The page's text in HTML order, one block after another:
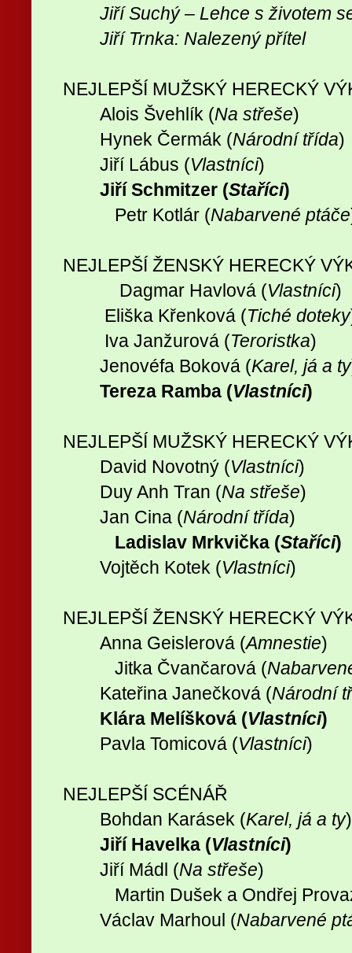
Jiří Suchý – Lehce s životem
Jiří Trnka: Nalezený přítel
NEJLEPŠÍ MUŽSKÝ HERECKÝ
Alois Švehlík (Na střeše)
Hynek Čermák (Národní třída)
Jiří Lábus (Vlastníci)
Jiří Schmitzer (Staříci)
Petr Kotlár (Nabarvené ptáče
NEJLEPŠÍ ŽENSKÝ HERECKÝ
Dagmar Havlová (Vlastníci)
Eliška Křenková (Tiché doteky
Iva Janžurová (Teroristka)
Jenovéfa Boková (Karel, já a ty
Tereza Ramba (Vlastníci)
NEJLEPŠÍ MUŽSKÝ HERECKÝ
David Novotný (Vlastníci)
Duy Anh Tran (Na střeše)
Jan Cina (Národní třída)
Ladislav Mrkvička (Staříci)
Vojtěch Kotek (Vlastníci)
NEJLEPŠÍ ŽENSKÝ HERECKÝ
Anna Geislerová (Amnestie)
Jitka Čvančarová (
Kateřina Janečková (Národní
Klára Melíšková (Vlastníci)
Pavla Tomicová (Vlastníci)
NEJLEPŠÍ SCÉNÁŘ
Bohdan Karásek (Karel, já a ty)
Jiří Havelka (Vlastníci)
Jiří Mádl (Na střeše)
Martin Dušek a Ondřej
Václav Marhoul (Nabarvené